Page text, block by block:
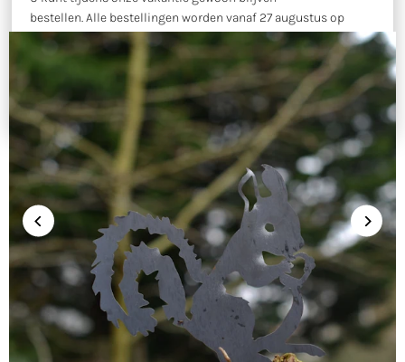
bestellen. Alle bestellingen worden vanaf 27 augustus op
volgorde van binnenkomst verzonden.
Als bedankje voor uw geduld ontvangt u tijdens onze
vakantie 10% korting op uw bestelling. Deze wordt
automatisch verrekend tijdens het bestellen.